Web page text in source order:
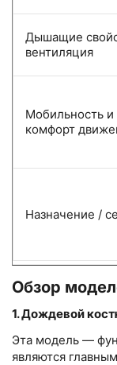
Дышащие
вентиляция
Мобильность и
комфорт
Назначение /
Обзор
1. Дождевой
Эта модель —
являются